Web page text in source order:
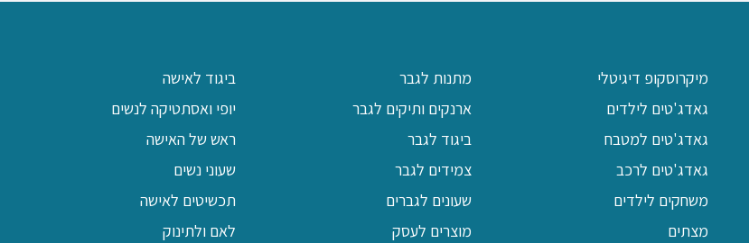
מיקרוסקופ דיגיטלי
גאדג'טים לילדים
גאדג'טים למטבח
גאדג'טים לרכב
משחקים לילדים
מצתים
מתנות לגבר
ארנקים ותיקים לגבר
ביגוד לגבר
צמידים לגבר
שעונים לגברים
מוצרים לעסק
ביגוד לאישה
יופי ואסתטיקה לנשים
ראש של האישה
שעוני נשים
תכשיטים לאישה
לאם ולתינוק